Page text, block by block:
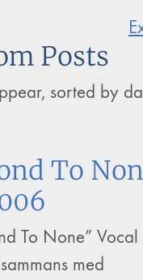
Posts
sorted by
To
To None” Vocal
med